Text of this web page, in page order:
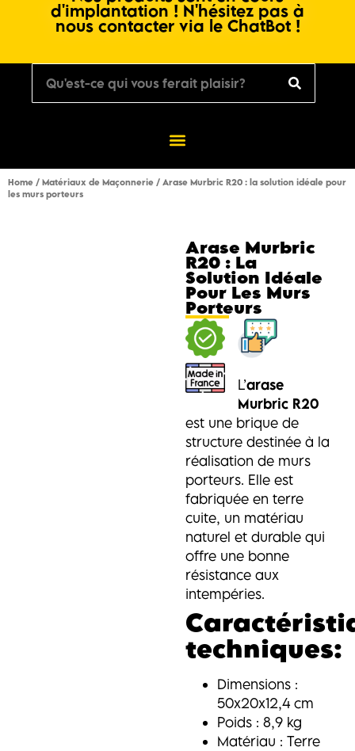
d'implantation ! N'hésitez pas à
nous contacter via le ChatBot !
Home / Matériaux de Maçonnerie / Arase Murbric R20 : la solution idéale pour
les murs porteurs
Arase Murbric
R20 : La
Solution Idéale
Pour Les Murs
Porteurs
L’arase
Murbric R20
est une brique de
structure destinée à la
réalisation de murs
porteurs. Elle est
fabriquée en terre
cuite, un matériau
naturel et durable qui
offre une bonne
résistance aux
intempéries.
techniques:
Dimensions :
50x20x12,4 cm
Poids : 8,9 kg
Matériau : Terre